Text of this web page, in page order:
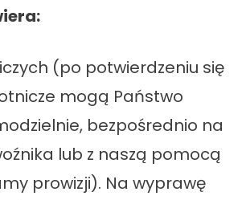
(po potwierdzeniu się
mogą Państwo
bezpośrednio na
lub z naszą pomocą
prowizji). Na wyprawę